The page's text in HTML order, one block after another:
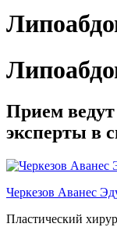
Прием
эксперты в
Черкезов Аванес
Пластический